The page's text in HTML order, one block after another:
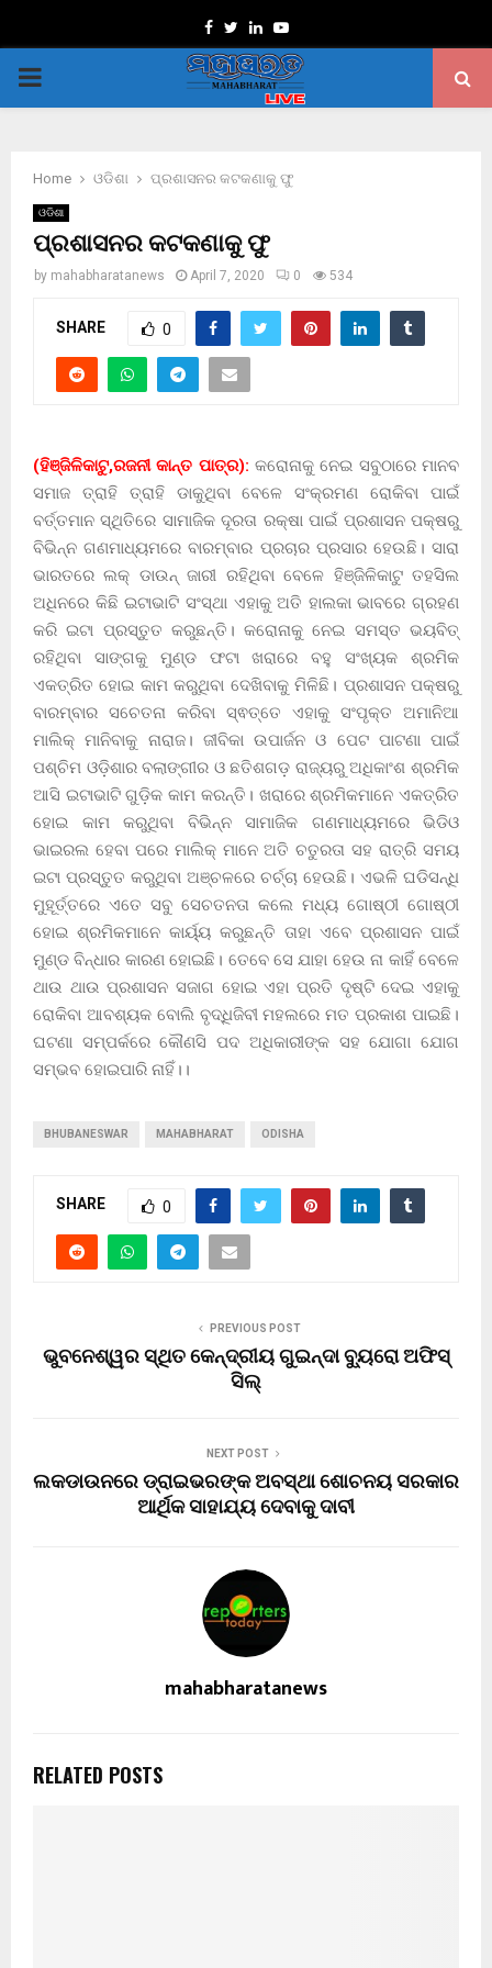
Facebook
TwitterLinkedinYoutube
PRIMARY
Home ଓଡିଶା ପ୍ରଶାସନର କଟକଣାକୁ ଫୁ
ଓଡିଶା
ପ୍ରଶାସନର କଟକଣାକୁ ଫୁ
by mahabharatanews April 7, 2020 0 534
SHARE 0
(ହିଞ୍ଜିଳିକାଟୁ,ରଜନୀ କାନ୍ତ ପାତ୍ର): କରୋନାକୁ ନେଇ ସବୁଠାରେ ମାନବ
ସମାଜ ତ୍ରାହି ତ୍ରାହି ଡାକୁଥିବା ବେଳେ ସଂକ୍ରମଣ ରୋକିବା ପାଇଁ
ବର୍ତ୍ତମାନ ସ୍ଥିତିରେ ସାମାଜିକ ଦୂରତା ରକ୍ଷା ପାଇଁ ପ୍ରଶାସନ ପକ୍ଷରୁ
ବିଭିନ୍ନ ଗଣମାଧ୍ୟମରେ ବାରମ୍ବାର ପ୍ରଚାର ପ୍ରସାର ହେଉଛି। ସାରା
ଭାରତରେ ଲକ୍ ଡାଉନ୍ ଜାରୀ ରହିଥିବା ବେଳେ ହିଞ୍ଜିଳିକାଟୁ ତହସିଲ
ଅଧିନରେ କିଛି ଇଟାଭାଟି ସଂସ୍ଥା ଏହାକୁ ଅତି ହାଲକା ଭାବରେ ଗ୍ରହଣ
କରି ଇଟା ପ୍ରସ୍ତୁତ କରୁଛନ୍ତି। କରୋନାକୁ ନେଇ ସମସ୍ତ ଭୟବିତ୍
ରହିଥିବା ସାଙ୍ଗକୁ ମୁଣ୍ଡ ଫଟା ଖରାରେ ବହୁ ସଂଖ୍ୟକ ଶ୍ରମିକ
ଏକତ୍ରିତ ହୋଇ କାମ କରୁଥିବା ଦେଖିବାକୁ ମିଳିଛି। ପ୍ରଶାସନ ପକ୍ଷରୁ
ବାରମ୍ବାର ସଚେତନା କରିବା ସ୍ଵତ୍ତେ ଏହାକୁ ସଂପୃକ୍ତ ଅମାନିଆ
ମାଲିକ୍ ମାନିବାକୁ ନାରାଜ। ଜୀବିକା ଉପାର୍ଜନ ଓ ପେଟ ପାଟଣା ପାଇଁ
ପଶ୍ଚିମ ଓଡ଼ିଶାର ବଲାଙ୍ଗୀର ଓ ଛତିଶଗଡ଼ ରାଜ୍ୟରୁ ଅଧିକାଂଶ ଶ୍ରମିକ
ଆସି ଇଟାଭାଟି ଗୁଡ଼ିକ କାମ କରନ୍ତି। ଖରାରେ ଶ୍ରମିକମାନେ ଏକତ୍ରିତ
ହୋଇ କାମ କରୁଥିବା ବିଭିନ୍ନ ସାମାଜିକ ଗଣମାଧ୍ୟମରେ ଭିଡିଓ
ଭାଇରଲ ହେବା ପରେ ମାଲିକ୍ ମାନେ ଅତି ଚତୁରତା ସହ ରାତ୍ରି ସମୟ
ଇଟା ପ୍ରସ୍ତୁତ କରୁଥିବା ଅଞ୍ଚଳରେ ଚର୍ଚ୍ଚା ହେଉଛି। ଏଭଳି ଘଡିସନ୍ଧି
ମୁହୂର୍ତ୍ତରେ ଏତେ ସବୁ ସେଚତନତା କଲେ ମଧ୍ୟ ଗୋଷ୍ଠୀ ଗୋଷ୍ଠୀ
ହୋଇ ଶ୍ରମିକମାନେ କାର୍ୟ୍ୟ କରୁଛନ୍ତି ତାହା ଏବେ ପ୍ରଶାସନ ପାଇଁ
ମୁଣ୍ଡ ବିନ୍ଧାର କାରଣ ହୋଇଛି। ତେବେ ସେ ଯାହା ହେଉ ନା କାହିଁ ବେଳେ
ଥାଉ ଥାଉ ପ୍ରଶାସନ ସଜାଗ ହୋଇ ଏହା ପ୍ରତି ଦୃଷ୍ଟି ଦେଇ ଏହାକୁ
ରୋକିବା ଆବଶ୍ୟକ ବୋଲି ବୃଦ୍ଧିଜିବୀ ମହଲରେ ମତ ପ୍ରକାଶ ପାଇଛି।
ଘଟଣା ସମ୍ପର୍କରେ କୌଣସି ପଦ ଅଧିକାରୀଙ୍କ ସହ ଯୋଗା ଯୋଗ
ସମ୍ଭବ ହୋଇପାରି ନାହିଁ।।
BHUBANESWAR MAHABHARAT ODISHA
SHARE 0
PREVIOUS POST
ଭୁବନେଶ୍ୱର ସ୍ଥିତ କେନ୍ଦ୍ରୀୟ ଗୁଇନ୍ଦା ବ୍ୟୁରୋ ଅଫିସ୍
ସିଲ୍
NEXT POST
ଲକଡାଉନରେ ଡ୍ରାଇଭରଙ୍କ ଅବସ୍ଥା ଶୋଚନୟ ସରକାର
ଆର୍ଥିକ ସାହାଯ୍ୟ ଦେବାକୁ ଦାବୀ
mahabharatanews
RELATED POSTS